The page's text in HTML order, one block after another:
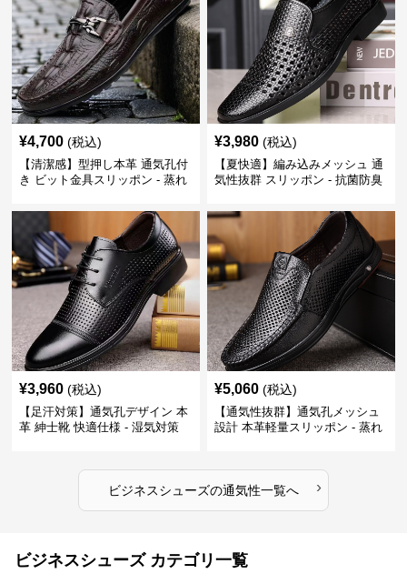
¥4,700 (税込)
【清潔感】型押し本革 通気孔付
き ビット金具スリッポン - 蒸れ
¥3,980 (税込)
【夏快適】編み込みメッシュ 通
気性抜群 スリッポン - 抗菌防臭
¥3,960 (税込)
【足汗対策】通気孔デザイン 本
革 紳士靴 快適仕様 - 湿気対策
¥5,060 (税込)
【通気性抜群】通気孔メッシュ
設計 本革軽量スリッポン - 蒸れ
ビジネスシューズの通気性一覧へ ›
ビジネスシューズ カテゴリ一覧